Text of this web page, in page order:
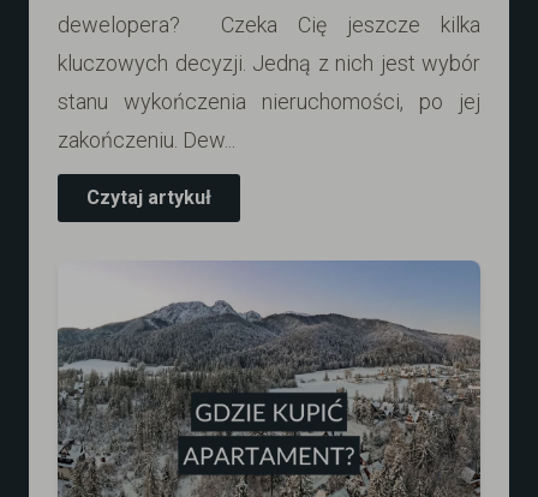
dewelopera? Czeka Cię jeszcze kilka
kluczowych decyzji. Jedną z nich jest wybór
stanu wykończenia nieruchomości, po jej
zakończeniu. Dew...
Czytaj artykuł